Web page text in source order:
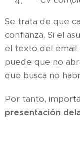
Se trata de que
confianza. Si el
el texto del email
puede que no
que busca no
Por tanto,
presentación